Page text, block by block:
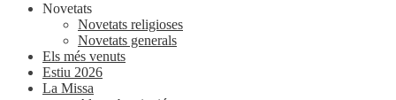
Novetats
Novetats religioses
Novetats generals
Els més venuts
Estiu 2026
La Missa